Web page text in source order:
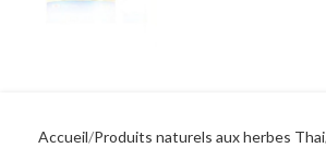
Accueil Produits naturels aux herbes Thai